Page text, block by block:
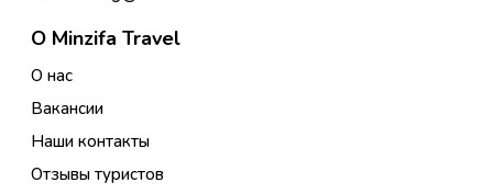
О Minzifa Travel
О нас
Вакансии
Наши контакты
Отзывы туристов